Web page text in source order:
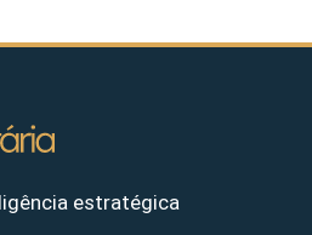
estratégica